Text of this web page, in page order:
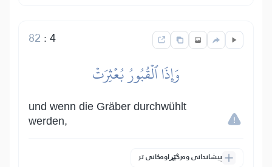
4
:
82
وَإِذَا ٱلۡقُبُورُ بُعۡثِرَتۡ
und wenn die Gräber durchwühlt
werden,
پیشاندانی وەرگێڕاوەکانی تر